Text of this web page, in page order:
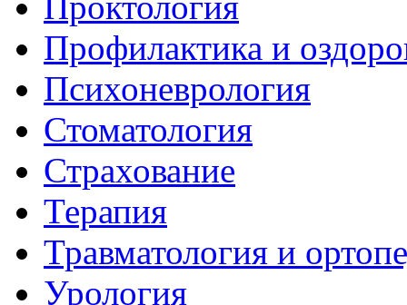
Профилактика и
Психоневрология
Стоматология
Страхование
Терапия
Травматология и
Урология